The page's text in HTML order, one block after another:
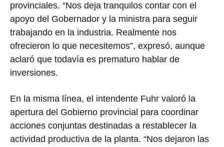
provinciales. “Nos deja tranquilos contar con el
apoyo del Gobernador y la ministra para seguir
trabajando en la industria. Realmente nos
ofrecieron lo que necesitemos”, expresó, aunque
aclaró que todavía es prematuro hablar de
inversiones.
En la misma línea, el intendente Fuhr valoró la
apertura del Gobierno provincial para coordinar
acciones conjuntas destinadas a restablecer la
actividad productiva de la planta. “Nos dejaron las